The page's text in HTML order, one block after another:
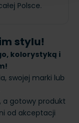
Polsce.
stylu!
kolorystyką i
swojej marki lub
a gotowy produkt
od akceptacji